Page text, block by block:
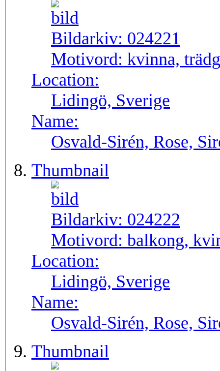
Bildarkiv: 024221
Motivord: kvinna,
Location:
Lidingö, Sverige
Name:
Osvald-Sirén, Rose,
Thumbnail
Bildarkiv: 024222
Motivord: balkong,
Location:
Lidingö, Sverige
Name:
Osvald-Sirén, Rose,
Thumbnail